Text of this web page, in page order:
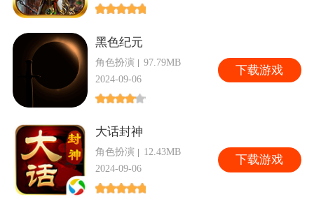
黑色纪元
角色扮演
97.79MB
2024-09-06
下载游戏
大话封神
角色扮演
12.43MB
2024-09-06
下载游戏